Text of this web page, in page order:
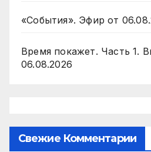
«События». Эфир от
Время покажет. Часть 1.
06.08.2026
Свежие Комментарии